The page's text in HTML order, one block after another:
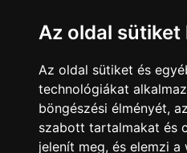
Az oldal sütiket
Az oldal sütiket és
technológiákat
böngészési élményét,
szabott tartalmakat és
jelenít meg, és elemzi